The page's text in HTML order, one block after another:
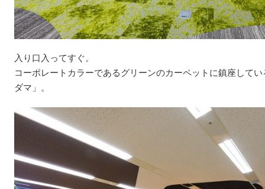
入り口入ってすぐ。
コーポレートカラーであるグリーンのカーペットに鎮座して
ダマ」。